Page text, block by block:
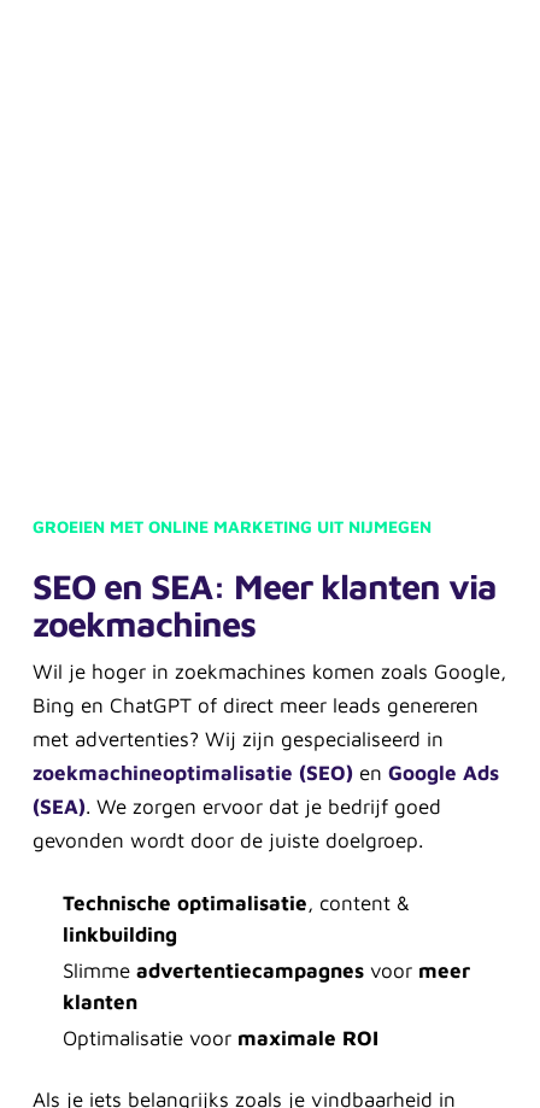
GROEIEN MET ONLINE MARKETING UIT NIJMEGEN
SEO en SEA: Meer klanten via
zoekmachines
Wil je hoger in zoekmachines komen zoals Google,
Bing en ChatGPT of direct meer leads genereren
met advertenties? Wij zijn gespecialiseerd in
zoekmachineoptimalisatie (SEO)en Google Ads
(SEA). We zorgen ervoor dat je bedrijf goed
gevonden wordt door de juiste doelgroep.
Technische optimalisatie, content &
linkbuilding
Slimme advertentiecampagnesvoor meer
klanten
Optimalisatie voor maximale ROI
Als je iets belangrijks zoals je vindbaarheid in